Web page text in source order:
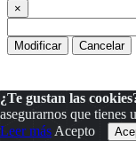
¿Te gustan las
asegurarnos que tienes
Leer más Acepto
×
Modificar Cancelar